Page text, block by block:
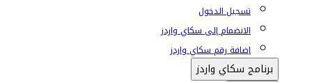
تسجيل الدخول
الانضمام إلى سكاي واردز
إضافة رقم سكاي واردز
برنامج سكاي واردز